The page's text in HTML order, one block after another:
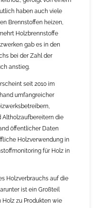
haben auch viele
Brennstoffen heizen,
Holzbrennstoffe
gab es in den
bei der Zahl der
anstieg.
seit 2010 im
umfangreicher
Altholzaufbereitern die
öffentlicher Daten
Holzverwendung in
für Holz in
Holzverbrauchs auf die
ist ein Großteil
Holz zu Produkten wie